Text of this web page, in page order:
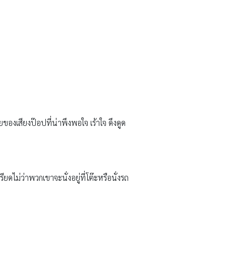
องเสียงป๊อปที่น่าพึงพอใจ เร้าใจ ดึงดูด
ดไม่ว่าพวกเขาจะนั่งอยู่ที่โต๊ะหรือนั่งรถ